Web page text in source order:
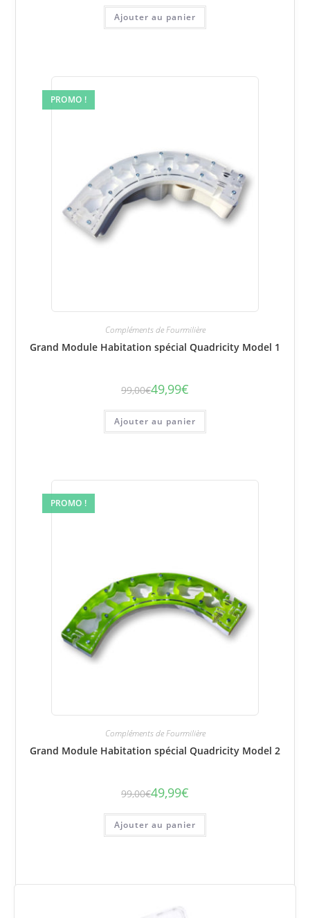
initial
était :
99,00€.
actuel
est :
49,99€.
Ajouter au panier
PROMO !
Compléments de Fourmilière
Grand Module Habitation spécial Quadricity Model 1
99,00€ Le
initial
était :
99,00€.
49,99€
Le
actuel
est :
49,99€.
Ajouter au panier
PROMO !
Compléments de Fourmilière
Grand Module Habitation spécial Quadricity Model 2
99,00€ Le
initial
était :
99,00€.
49,99€
Le
actuel
est :
49,99€.
Ajouter au panier